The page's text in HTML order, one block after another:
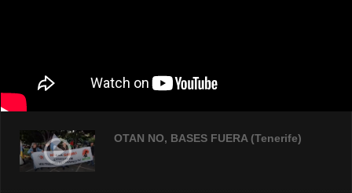
OTAN NO, BASES FUERA (Tenerife)